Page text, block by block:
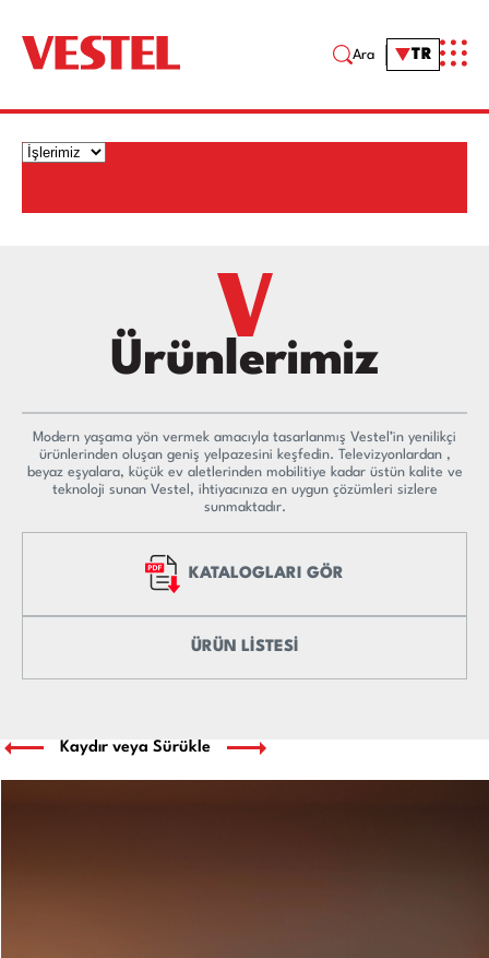
Ara TR
Ürünlerimiz
Modern yaşama yön vermek amacıyla tasarlanmış Vestel’in yenilikçi
ürünlerinden oluşan geniş yelpazesini keşfedin. Televizyonlardan ,
beyaz eşyalara, küçük ev aletlerinden mobilitiye kadar üstün kalite ve
teknoloji sunan Vestel, ihtiyacınıza en uygun çözümleri sizlere
sunmaktadır.
KATALOGLARI GÖR
ÜRÜN LİSTESİ
Kaydır veya Sürükle